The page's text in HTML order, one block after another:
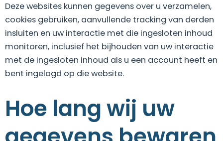
Deze websites kunnen gegevens over u verzamelen,
cookies gebruiken, aanvullende tracking van derden
insluiten en uw interactie met die ingesloten inhoud
monitoren, inclusief het bijhouden van uw interactie
met de ingesloten inhoud als u een account heeft en
bent ingelogd op die website.
Hoe lang wij uw